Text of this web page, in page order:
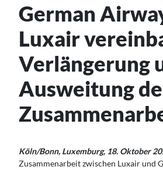
German
Luxair
Verlängerung
Ausweitung
Köln/Bonn, Luxemburg, 18. Oktober
Zusammenarbeit zwischen Luxair und